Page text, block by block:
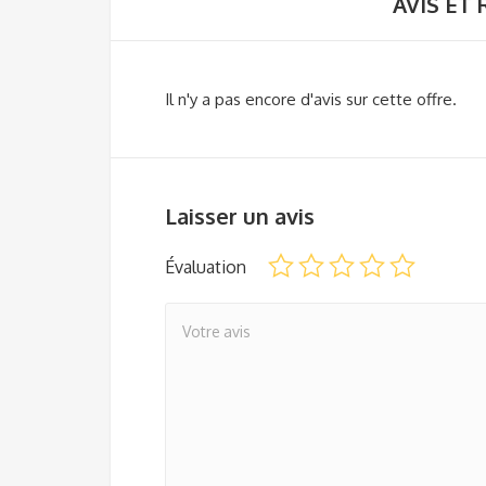
Il n'y a pas encore d'avis sur cette offre.
Laisser un avis
Évaluation